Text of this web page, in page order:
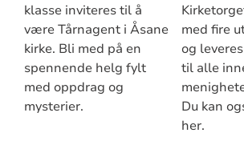
klasse inviteres til å
være Tårnagent i Åsane
kirke. Bli med på en
spennende helg fylt
med oppdrag og
mysterier.
med fire
og
til alle
Du kan
her.